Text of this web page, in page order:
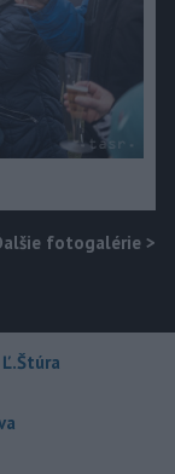
fotogalérie >